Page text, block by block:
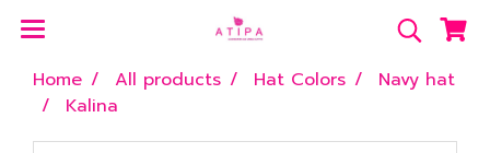
Home All products Hat Colors
Navy hat
Kalina